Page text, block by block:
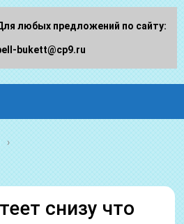
снизу что
любых предложений по сайту:
bukett@cp9.ru